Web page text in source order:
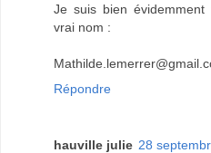
Je suis bien
vrai nom :
Répondre
hauville julie 28